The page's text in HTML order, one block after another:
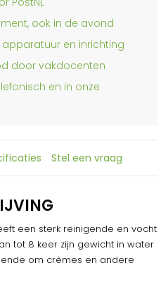
ook in de avond
en inrichting
door vakdocenten
en in onze
Stel een vraag
een sterk reinigende en vocht
tot 8 keer zijn gewicht in water
om crèmes en andere